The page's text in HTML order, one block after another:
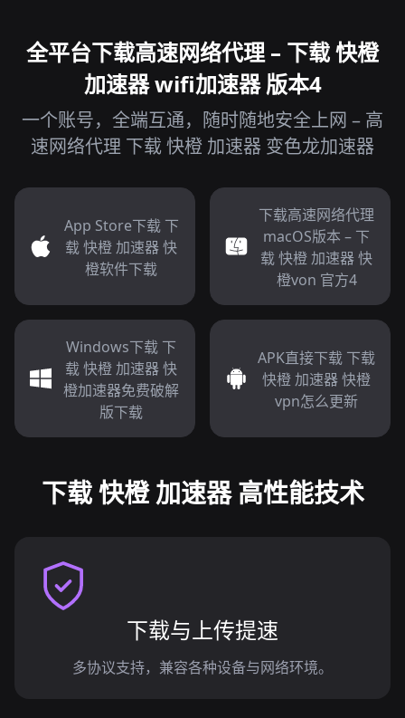
全平台下载高速网络代理 – 下载 快橙
加速器 wifi加速器 版本4
一个账号，全端互通，随时随地安全上网 – 高
速网络代理 下载 快橙 加速器 变色龙加速器
App Store下载 下
载 快橙 加速器 快
橙软件下载
下载高速网络代理
macOS版本 – 下
载 快橙 加速器 快
橙von 官方4
Windows下载 下
载 快橙 加速器 快
橙加速器免费破解
版下载
APK直接下载 下载
快橙 加速器 快橙
vpn怎么更新
下载 快橙 加速器 高性能技术
下载与上传提速
多协议支持，兼容各种设备与网络环境。